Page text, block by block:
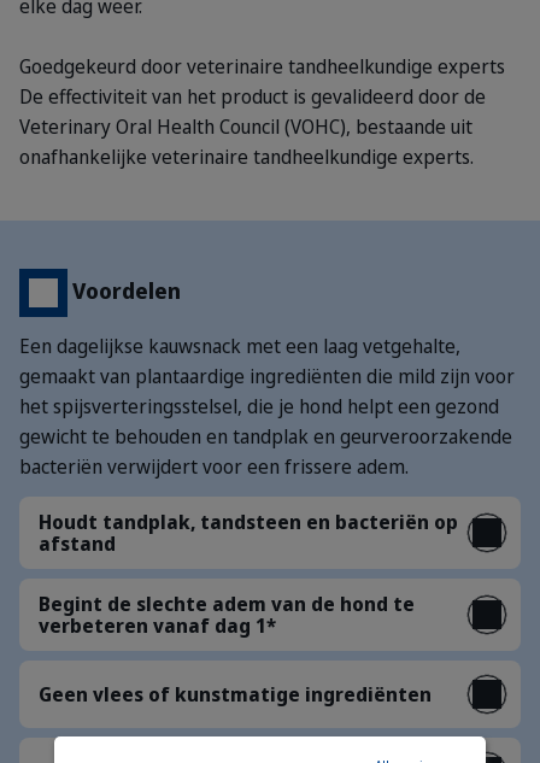
elke dag weer.
Goedgekeurd door veterinaire tandheelkundige experts
De effectiviteit van het product is gevalideerd door de
Veterinary Oral Health Council (VOHC), bestaande uit
onafhankelijke veterinaire tandheelkundige experts.
Voordelen
Een dagelijkse kauwsnack met een laag vetgehalte,
gemaakt van plantaardige ingrediënten die mild zijn voor
het spijsverteringsstelsel, die je hond helpt een gezond
gewicht te behouden en tandplak en geurveroorzakende
bacteriën verwijdert voor een frissere adem.
Houdt tandplak, tandsteen en bacteriën op
afstand
Begint de slechte adem van de hond te
verbeteren vanaf dag 1*
Geen vlees of kunstmatige ingrediënten